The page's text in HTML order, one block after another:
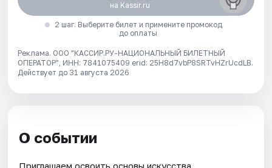
на Kassir.ru
2 шаг. Выберите билет и примените промокод
до оплаты
Реклама. ООО "КАССИР.РУ-НАЦИОНАЛЬНЫЙ БИЛЕТНЫЙ
ОПЕРАТОР", ИНН: 7841075409 erid: 25H8d7vbP8SRTvHZrUcdLB.
Действует до 31 августа 2026
О событии
Приглашаем освоить основы искусства